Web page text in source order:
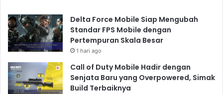
Delta Force Mobile Siap Mengubah
Standar FPS Mobile dengan
Pertempuran Skala Besar
1 hari ago
Call of Duty Mobile Hadir dengan
Senjata Baru yang Overpowered, Simak
Build Terbaiknya